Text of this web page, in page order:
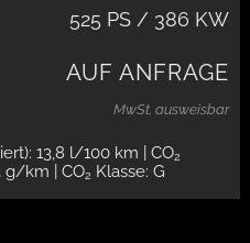
525 PS / 386 KW
AUF ANFRAGE
MwSt. ausweisbar
13,8 l/100 km | CO2
g/km | CO2 Klasse: G